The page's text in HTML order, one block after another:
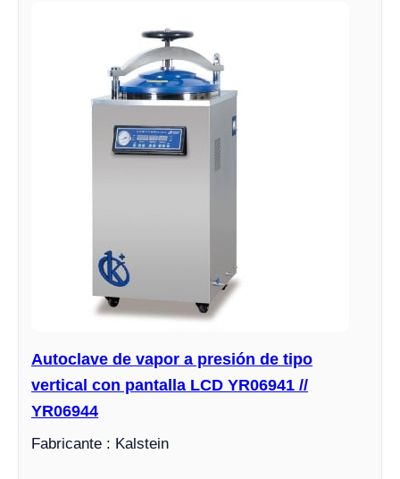
Autoclave de vapor a presión de tipo
vertical con pantalla LCD YR06941 //
YR06944
Fabricante : Kalstein